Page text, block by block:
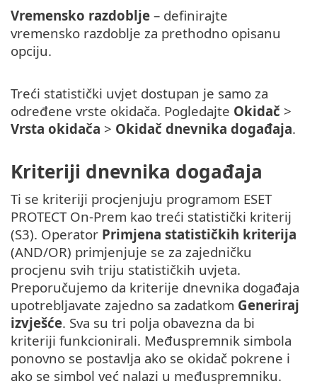
Vremensko razdoblje – definirajte
vremensko razdoblje za prethodno opisanu
opciju.
Treći statistički uvjet dostupan je samo za
određene vrste okidača. Pogledajte Okidač >
Vrsta okidača > Okidač dnevnika događaja.
Kriteriji dnevnika događaja
Ti se kriteriji procjenjuju programom ESET
PROTECT On-Prem kao treći statistički kriterij
(S3). Operator Primjena statističkih kriterija
(AND/OR) primjenjuje se za zajedničku
procjenu svih triju statističkih uvjeta.
Preporučujemo da kriterije dnevnika događaja
upotrebljavate zajedno sa zadatkom Generiraj
izvješće. Sva su tri polja obavezna da bi
kriteriji funkcionirali. Međuspremnik simbola
ponovno se postavlja ako se okidač pokrene i
ako se simbol već nalazi u međuspremniku.